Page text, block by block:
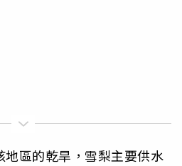
區的乾旱，雪梨主要供水